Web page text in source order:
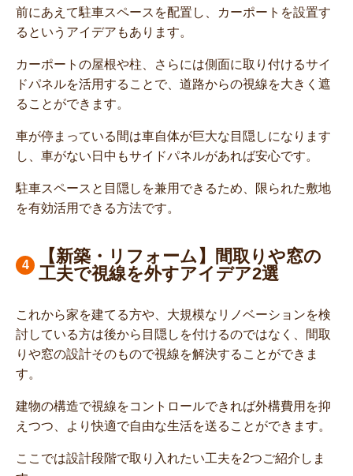
前にあえて駐車スペースを配置し、カーポートを設置す
るというアイデアもあります。
カーポートの屋根や柱、さらには側面に取り付けるサイ
ドパネルを活用することで、道路からの視線を大きく遮
ることができます。
車が停まっている間は車自体が巨大な目隠しになります
し、車がない日中もサイドパネルがあれば安心です。
駐車スペースと目隠しを兼用できるため、限られた敷地
を有効活用できる方法です。
【新築・リフォーム】間取りや窓の
工夫で視線を外すアイデア2選
これから家を建てる方や、大規模なリノベーションを検
討している方は後から目隠しを付けるのではなく、間取
りや窓の設計そのもので視線を解決することができま
す。
建物の構造で視線をコントロールできれば外構費用を抑
えつつ、より快適で自由な生活を送ることができます。
ここでは設計段階で取り入れたい工夫を2つご紹介しま